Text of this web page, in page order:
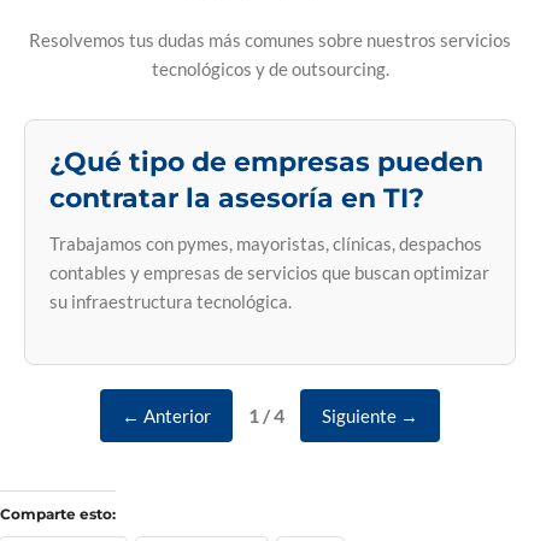
Resolvemos tus dudas más comunes sobre nuestros servicios
tecnológicos y de outsourcing.
¿Qué tipo de empresas pueden
contratar la asesoría en TI?
Trabajamos con pymes, mayoristas, clínicas, despachos
contables y empresas de servicios que buscan optimizar
su infraestructura tecnológica.
← Anterior 1 / 4 Siguiente →
Comparte esto: